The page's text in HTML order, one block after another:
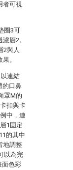
者可視
圈3可
層2。
2與人
。
連結
的口鼻
罩M的
扣與卡
中，連
1固定
的其中
地調整
以為完
面色彩